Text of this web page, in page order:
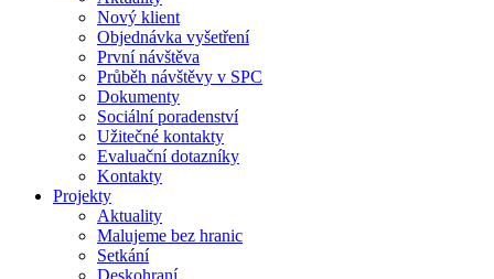
Nový klient
Objednávka vyšetření
První návštěva
Průběh návštěvy v SPC
Dokumenty
Sociální poradenství
Užitečné kontakty
Evaluační dotazníky
Kontakty
Projekty
Aktuality
Malujeme bez hranic
Setkání
Deskohraní